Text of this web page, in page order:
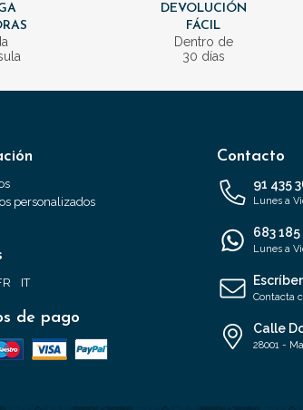
DEVOLUCIÓN
FÁCIL
Dentro de
30 días
personalizados
IT
de pago
Contacto
91 435
Lunes a
683
Lunes a
Contacta
Calle
28001 -